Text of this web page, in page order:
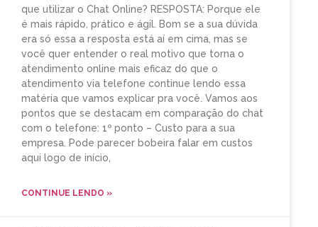
que utilizar o Chat Online? RESPOSTA: Porque ele
é mais rápido, prático e ágil. Bom se a sua dúvida
era só essa a resposta está aí em cima, mas se
você quer entender o real motivo que torna o
atendimento online mais eficaz do que o
atendimento via telefone continue lendo essa
matéria que vamos explicar pra você. Vamos aos
pontos que se destacam em comparação do chat
com o telefone: 1º ponto – Custo para a sua
empresa. Pode parecer bobeira falar em custos
aqui logo de início,
CONTINUE LENDO »